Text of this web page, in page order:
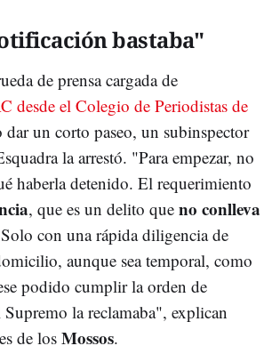
bastaba"
de prensa cargada de
desde el Colegio de Periodistas de
un corto paseo, un subinspector
la arrestó. "Para empezar, no
haberla detenido. El requerimiento
, que es un delito que no conlleva
con una rápida diligencia de
aunque sea temporal, como
podido cumplir la orden de
Supremo la reclamaba", explican
de losMossos.